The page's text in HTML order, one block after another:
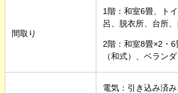
間取り
1階：和室6畳、ト
呂、脱衣所、台所
2階：和室8畳×2・
（和式）、ベランダ
電気：引き込み済み